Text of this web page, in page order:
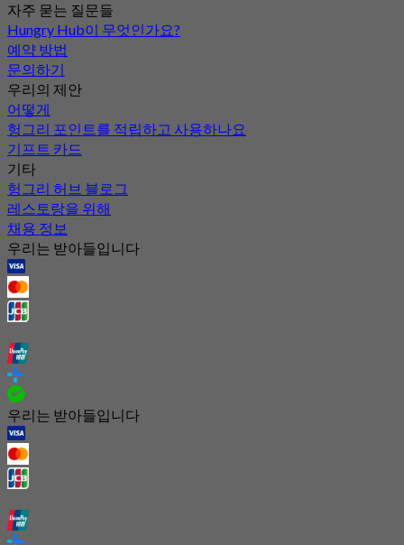
자주 묻는 질문들
Hungry Hub이 무엇인가요?
예약 방법
문의하기
우리의 제안
어떻게
헝그리 포인트를 적립하고 사용하나요
기프트 카드
기타
헝그리 허브 블로그
레스토랑을 위해
채용 정보
우리는 받아들입니다
우리는 받아들입니다